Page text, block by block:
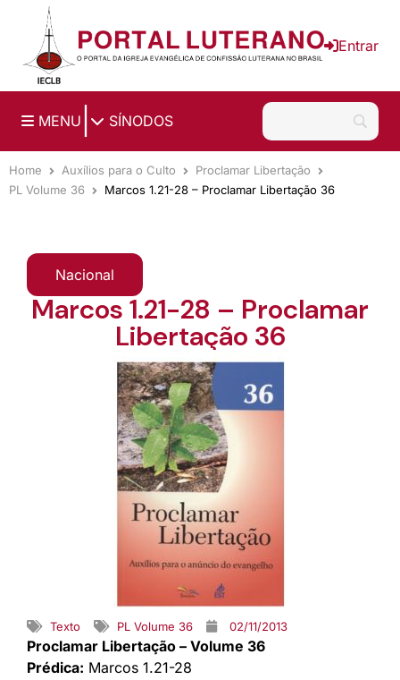
Ir para o conteúdo principal
Entrar
MENU SÍNODOS
Home Auxílios para o Culto
Proclamar Libertação
PL Volume 36
Marcos 1.21-28 – Proclamar Libertação 36
Nacional
Marcos 1.21-28 – Proclamar
Libertação 36
Texto PL Volume 36 02/11/2013
Proclamar Libertação – Volume 36
Prédica: Marcos 1.21-28